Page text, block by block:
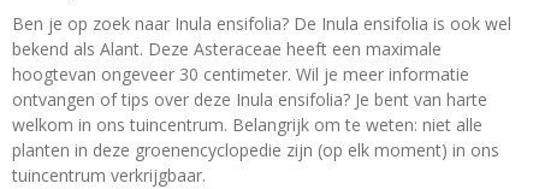
Ben je op zoek naar Inula ensifolia? De Inula ensifolia is ook wel
bekend als Alant. Deze Asteraceae heeft een maximale
hoogtevan ongeveer 30 centimeter. Wil je meer informatie
ontvangen of tips over deze Inula ensifolia? Je bent van harte
welkom in ons tuincentrum. Belangrijk om te weten: niet alle
planten in deze groenencyclopedie zijn (op elk moment) in ons
tuincentrum verkrijgbaar.